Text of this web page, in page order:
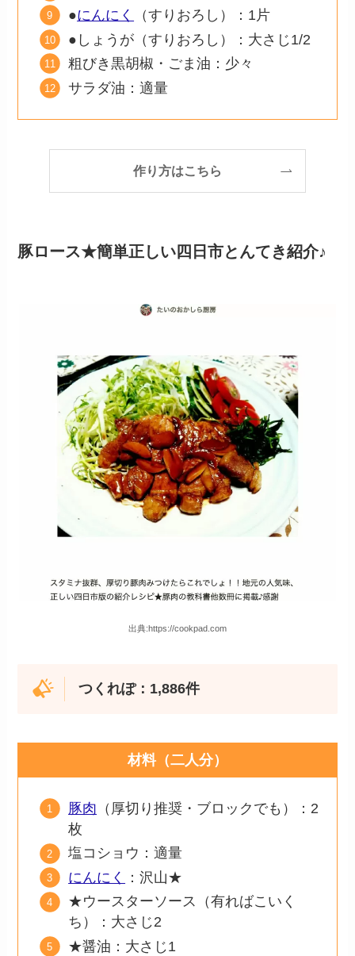
●にんにく
（すりおろし）：1片
●しょうが（すりおろし）：大さじ1/2
粗びき黒胡椒・ごま油：少々
サラダ油：適量
作り方はこちら
豚ロース★簡単正しい四日市とんてき紹介♪
出典:https://cookpad.com
つくれぽ：1,886件
材料（二人分）
豚肉 （厚切り推奨・ブロックでも）：2
枚
塩コショウ：適量
にんにく
：沢山★
★ウースターソース（有ればこいく
ち）：大さじ2
★醤油：大さじ1